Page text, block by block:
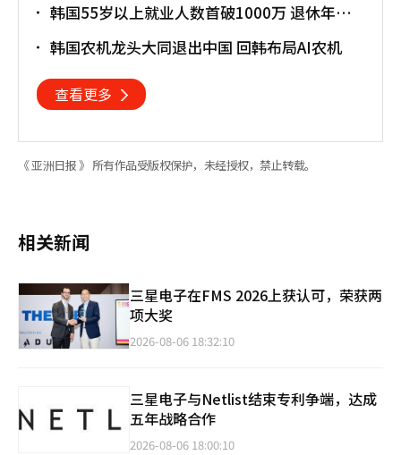
韩国55岁以上就业人数首破1000万 退休年龄
韩国农机龙头大同退出中国 回韩布局AI农机
查看更多
《 亚洲日报 》 所有作品受版权保护，未经授权，禁止转载。
相关新闻
三星电子在FMS 2026上获认可，荣获两
项大奖
2026-08-06 18:32:10
三星电子与Netlist结束专利争端，达成
五年战略合作
2026-08-06 18:00:10